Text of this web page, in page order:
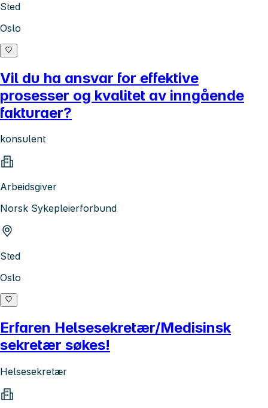
Sted
Oslo
Vil du ha ansvar for effektive
prosesser og kvalitet av inngående
fakturaer?
konsulent
Arbeidsgiver
Norsk Sykepleierforbund
Sted
Oslo
Erfaren Helsesekretær/Medisinsk
sekretær søkes!
Helsesekretær